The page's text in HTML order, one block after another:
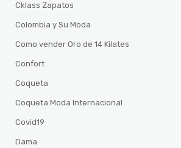
Cklass Zapatos
Colombia y Su Moda
Como vender Oro de 14 Kilates
Confort
Coqueta
Coqueta Moda Internacional
Covid19
Dama